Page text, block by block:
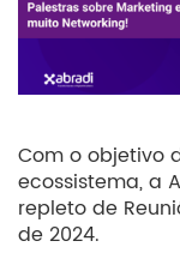
Com o objetivo
ecossistema, a
repleto de
de 2024.